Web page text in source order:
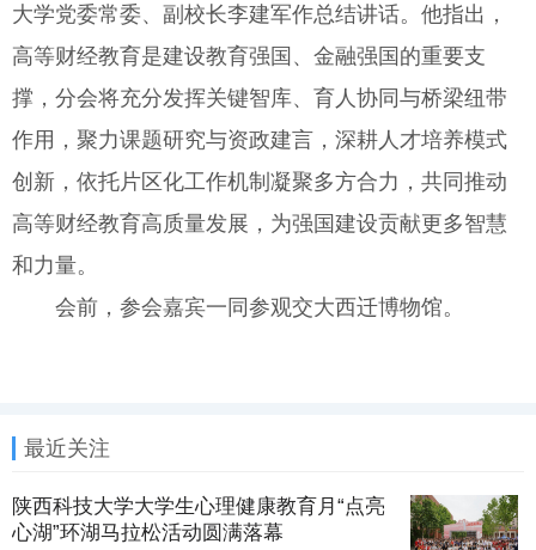
大学党委常委、副校长李建军作总结讲话。他指出，
高等财经教育是建设教育强国、金融强国的重要支
撑，分会将充分发挥关键智库、育人协同与桥梁纽带
作用，聚力课题研究与资政建言，深耕人才培养模式
创新，依托片区化工作机制凝聚多方合力，共同推动
高等财经教育高质量发展，为强国建设贡献更多智慧
和力量。
会前，参会嘉宾一同参观交大西迁博物馆。
最近关注
陕西科技大学大学生心理健康教育月“点亮
心湖”环湖马拉松活动圆满落幕